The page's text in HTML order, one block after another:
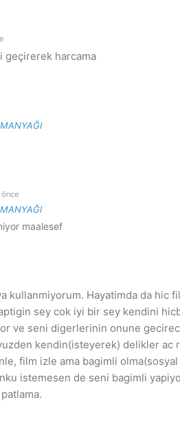
geçirerek harcama
maalesef
kullanmiyorum. Hayatimda da hic
sey cok iyi bir sey kendini
ve seni digerlerinin onune
kendin(isteyerek) delikler ac
film izle ama bagimli
istemesen de seni bagimli